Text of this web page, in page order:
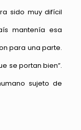
sido muy difícil
mantenía esa
para una parte.
se portan bien”.
sujeto de